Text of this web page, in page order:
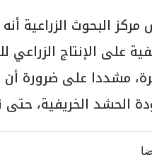
البحوث الزراعية
على الإنتاج
مشددا على ضرورة
الحشد الخريفية، حتى